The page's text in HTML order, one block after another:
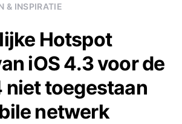
& INSPIRATIE
Hotspot
iOS 4.3 voor de
niet toegestaan
netwerk